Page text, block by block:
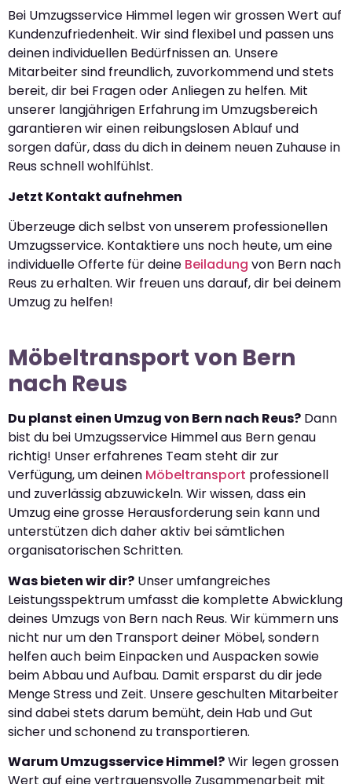
Bei Umzugsservice Himmel legen wir grossen Wert auf
Kundenzufriedenheit. Wir sind flexibel und passen uns
deinen individuellen Bedürfnissen an. Unsere
Mitarbeiter sind freundlich, zuvorkommend und stets
bereit, dir bei Fragen oder Anliegen zu helfen. Mit
unserer langjährigen Erfahrung im Umzugsbereich
garantieren wir einen reibungslosen Ablauf und
sorgen dafür, dass du dich in deinem neuen Zuhause in
Reus schnell wohlfühlst.
Jetzt Kontakt aufnehmen
Überzeuge dich selbst von unserem professionellen
Umzugsservice. Kontaktiere uns noch heute, um eine
individuelle Offerte für deine Beiladung von Bern nach
Reus zu erhalten. Wir freuen uns darauf, dir bei deinem
Umzug zu helfen!
Möbeltransport von Bern
nach Reus
Du planst einen Umzug von Bern nach Reus? Dann
bist du bei Umzugsservice Himmel aus Bern genau
richtig! Unser erfahrenes Team steht dir zur
Verfügung, um deinen Möbeltransport professionell
und zuverlässig abzuwickeln. Wir wissen, dass ein
Umzug eine grosse Herausforderung sein kann und
unterstützen dich daher aktiv bei sämtlichen
organisatorischen Schritten.
Was bieten wir dir? Unser umfangreiches
Leistungsspektrum umfasst die komplette Abwicklung
deines Umzugs von Bern nach Reus. Wir kümmern uns
nicht nur um den Transport deiner Möbel, sondern
helfen auch beim Einpacken und Auspacken sowie
beim Abbau und Aufbau. Damit ersparst du dir jede
Menge Stress und Zeit. Unsere geschulten Mitarbeiter
sind dabei stets darum bemüht, dein Hab und Gut
sicher und schonend zu transportieren.
Warum Umzugsservice Himmel?Wir legen grossen